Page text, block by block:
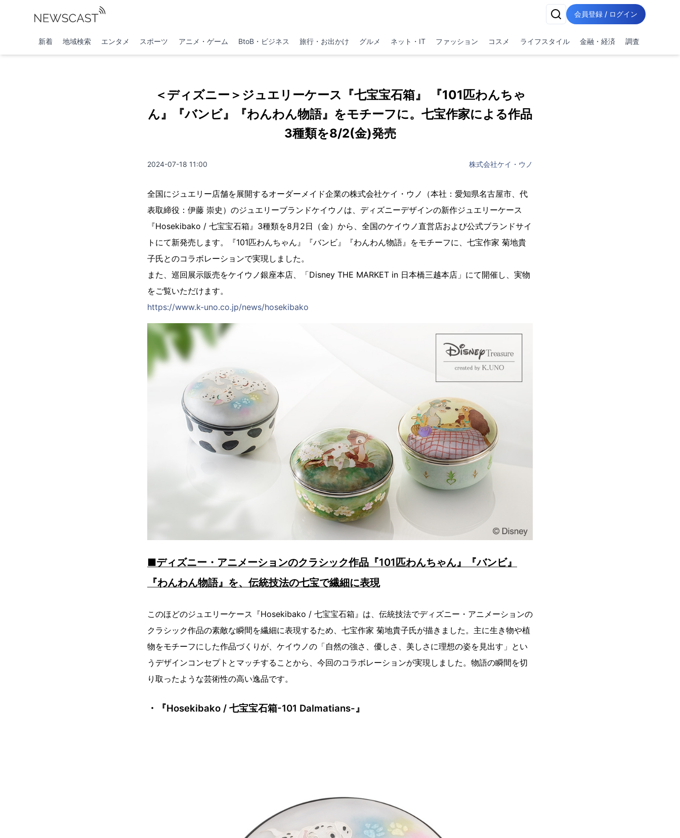
会員登録 / ログイン
新着 地域検索 エンタメ スポーツ アニメ・ゲーム BtoB・ビジネス 旅行・お出かけ グルメ ネット・IT ファッション コスメ ライフスタイル 金融・経済 調査
＜ディズニー＞ジュエリーケース『七宝宝石箱』 『101匹わんちゃ
ん』『バンビ』『わんわん物語』をモチーフに。七宝作家による作品
3種類を8/2(金)発売
2024-07-18 11:00 株式会社ケイ・ウノ
全国にジュエリー店舗を展開するオーダーメイド企業の株式会社ケイ・ウノ（本社：愛知県名古屋市、代
表取締役：伊藤 崇史）のジュエリーブランドケイウノは、ディズニーデザインの新作ジュエリーケース
『Hosekibako / 七宝宝石箱』3種類を8月2日（金）から、全国のケイウノ直営店および公式ブランドサイ
トにて新発売します。『101匹わんちゃん』『バンビ』『わんわん物語』をモチーフに、七宝作家 菊地貴
子氏とのコラボレーションで実現しました。
また、巡回展示販売をケイウノ銀座本店、「Disney THE MARKET in 日本橋三越本店」にて開催し、実物
をご覧いただけます。
https://www.k-uno.co.jp/news/hosekibako
■ディズニー・アニメーションのクラシック作品『101匹わんちゃん』『バンビ』
『わんわん物語』を、伝統技法の七宝で繊細に表現
このほどのジュエリーケース『Hosekibako / 七宝宝石箱』は、伝統技法でディズニー・アニメーションの
クラシック作品の素敵な瞬間を繊細に表現するため、七宝作家 菊地貴子氏が描きました。主に生き物や植
物をモチーフにした作品づくりが、ケイウノの「自然の強さ、優しさ、美しさに理想の姿を見出す」とい
うデザインコンセプトとマッチすることから、今回のコラボレーションが実現しました。物語の瞬間を切
り取ったような芸術性の高い逸品です。
・『Hosekibako / 七宝宝石箱-101 Dalmatians-』